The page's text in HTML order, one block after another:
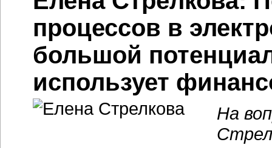
процессов в
большой
использует
На